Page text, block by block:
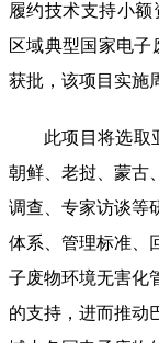
履约技术支持小额
区域典型国家电子
获批，该项目实施
此项目将选取
朝鲜、老挝、蒙古
调查、专家访谈等
体系、管理标准、
子废物环境无害化
的支持，进而推动